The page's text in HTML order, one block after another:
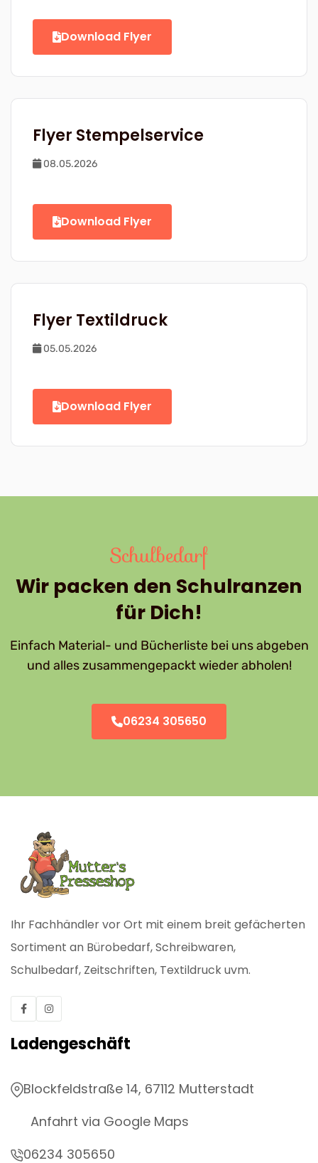
Download Flyer
Flyer Stempelservice
08.05.2026
Download Flyer
Flyer Textildruck
05.05.2026
Download Flyer
Schulbedarf
Wir packen den Schulranzen
für Dich!
Einfach Material- und Bücherliste bei uns abgeben
und alles zusammengepackt wieder abholen!
06234 305650
Ihr Fachhändler vor Ort mit einem breit gefächerten
Sortiment an Bürobedarf, Schreibwaren,
Schulbedarf, Zeitschriften, Textildruck uvm.
Ladengeschäft
Blockfeldstraße 14, 67112 Mutterstadt
Anfahrt via Google Maps
06234 305650